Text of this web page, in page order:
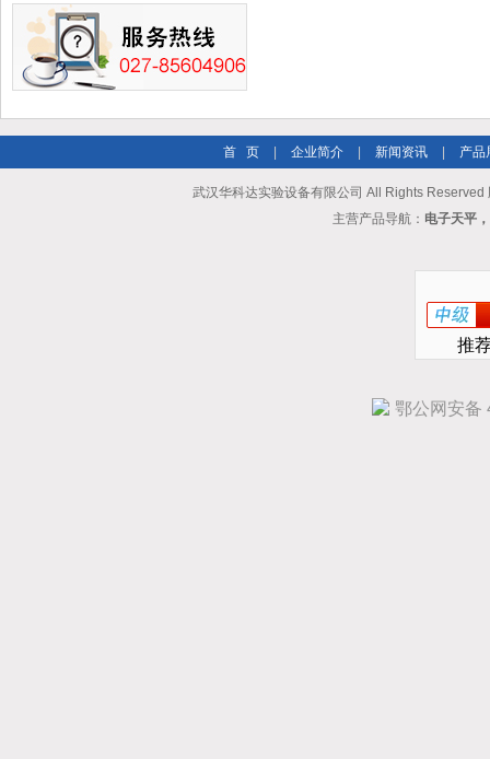
首 页 企业简介 新闻资讯 产品
武汉华科达实验设备有限公司 All Rights Reserved
主营产品导航： 电子天平
推
鄂公网安备